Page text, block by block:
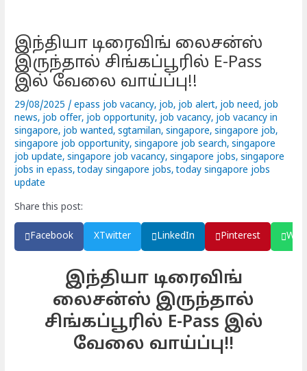
இந்தியா டிரைவிங் லைசன்ஸ்
இருந்தால் சிங்கப்பூரில் E-Pass
இல் வேலை வாய்ப்பு!!
29/08/2025 /epass job vacancy, job, job alert, job need, job
news, job offer, job opportunity, job vacancy, job vacancy in
singapore, job wanted,sgtamilan,singapore,singapore job,
singapore job opportunity,singapore job search,singapore
job update,singapore job vacancy,singapore jobs,singapore
jobs in epass,today singapore jobs,today singapore jobs
update
Share this post:
Facebook XTwitter LinkedIn Pinterest
இந்தியா டிரைவிங்
லைசன்ஸ் இருந்தால்
சிங்கப்பூரில் E-Pass இல்
வேலை வாய்ப்பு!!